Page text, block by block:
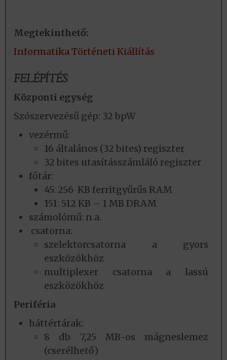
Megtekinthető:
Informatika Történeti Kiállítás
FELÉPÍTÉS
Központi egység
Szószervezésű gép: 32 bpW
vezérmű:
16 általános (32 bites) regiszter
32 bites utasításszámláló regiszter
főtár:
45: 256 KB ferritgyűrűs RAM
151: 512 KB – 1 MB DRAM
számolómű: n.a.
csatorna:
szelektorcsatorna a gyors
eszközökhöz
multiplexer csatorna a lassú
eszközökhöz
Periféria
háttértárak:
8 db 7,25 MB-os mágneslemez
(cserélhető)